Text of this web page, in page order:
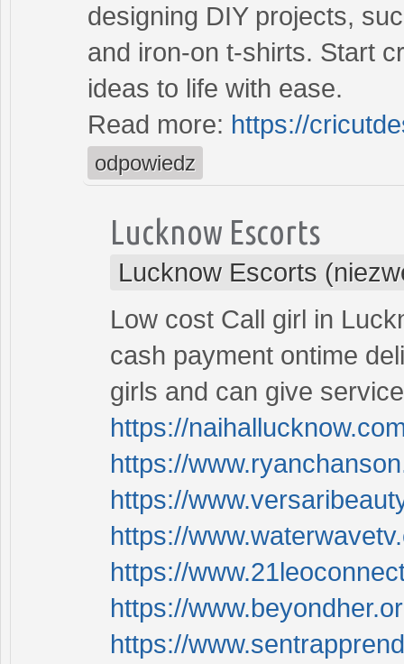
designing DIY projects,
and iron-on t-shirts. Start
ideas to life with ease.
Read more: https://
odpowiedz
Lucknow Escorts
Lucknow Escorts
Low cost Call girl in
cash payment ontime
girls and can give
https://
https://
https://
https://
https://
https://
https://